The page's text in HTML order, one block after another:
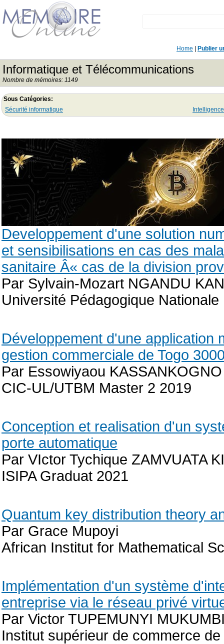
Home Publier
Informatique et Télécommunications
Nombre de mémoires: 1149
Sous Catégories:
Sécurité informatique
Developpement d'une solution
et sensibilisations en cas des
sanitaire Â« cas de la division
Par Sylvain-Mozart NGANDU
Université Pédagogique
Développement d'une application
gestion commerciale de Togo
Par Essowiyaou KASSANKOGNO
CIC-UL/UTBM Master 2 2019
Conception et realisation d'un
porte automatique
Par VIctor Tychique ZAMVUATA
ISIPA Graduat 2021
Quantum key distribution theory
Par Grace Mupoyi
African Institut for Mathematical
Implémentation d'un système
entreprise via le réseau privé
Par Victor TUPEMUNYI
Institut supérieur de commerce